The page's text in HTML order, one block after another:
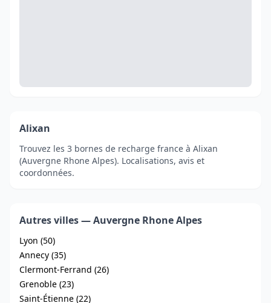
Alixan
Trouvez les 3 bornes de recharge france à Alixan
(Auvergne Rhone Alpes). Localisations, avis et
coordonnées.
Autres villes — Auvergne Rhone Alpes
Lyon (50)
Annecy (35)
Clermont-Ferrand (26)
Grenoble (23)
Saint-Étienne (22)